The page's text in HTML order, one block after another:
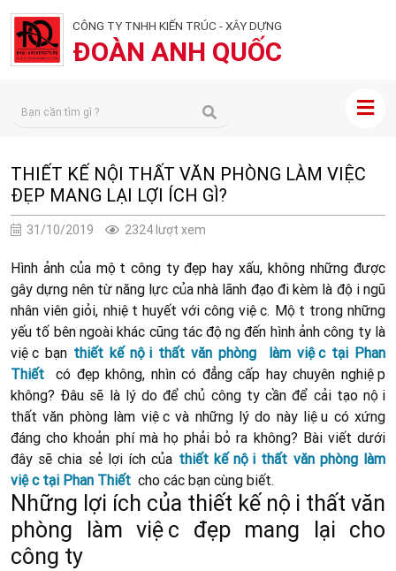
CÔNG TY TNHH KIẾN TRÚC - XÂY DỰNG
ĐOÀN ANH QUỐC
THIẾT KẾ NỘI THẤT VĂN PHÒNG LÀM VIỆC
ĐẸP MANG LẠI LỢI ÍCH GÌ?
31/10/2019 2324 lượt xem
Hình ảnh của một công ty đẹp hay xấu, không những được
gây dựng nên từ năng lực của nhà lãnh đạo đi kèm là đội ngũ
nhân viên giỏi, nhiệt huyết với công việc. Một trong những
yếu tố bên ngoài khác cũng tác động đến hình ảnh công ty là
việc bạn thiết kế nội thất văn phòng làm việc tại Phan
Thiết
có đẹp không, nhìn có đẳng cấp hay chuyên nghiệp
không? Đâu sẽ là lý do để chủ công ty cần để cải tạo nội
thất văn phòng làm việc và những lý do này liệu có xứng
đáng cho khoản phí mà họ phải bỏ ra không? Bài viết dưới
đây sẽ chia sẻ lợi ích của thiết kế nội thất văn phòng làm
việc tại Phan Thiết cho các bạn cùng biết.
Những lợi ích của thiết kế nội thất văn
phòng làm việc đẹp mang lại cho
công ty